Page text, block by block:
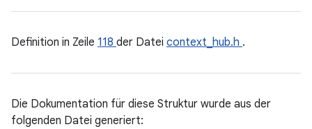
Definition in Zeile 118 der Datei context_hub.h .
Die Dokumentation für diese Struktur wurde aus der
folgenden Datei generiert: